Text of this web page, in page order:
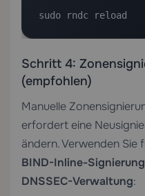
sudo rndc reload
Schritt 4:
(empfohlen)
Manuelle
erfordert eine
ändern. Verwenden
BIND-Inline-Signierung
DNSSEC-Verwaltung: